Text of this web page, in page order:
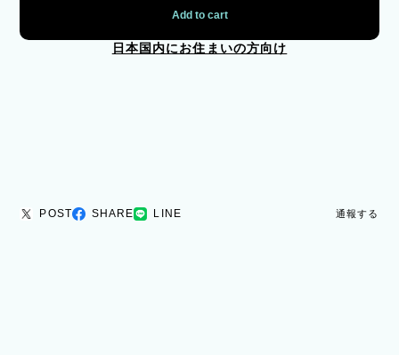
Add to cart
日本国内にお住まいの方向け
POST SHARE LINE 通報する